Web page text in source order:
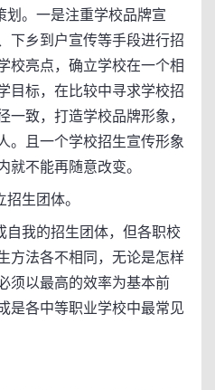
。一是注重学校品牌宣
下乡到户宣传等手段进行招
校亮点，确立学校在一个相
目标，在比较中寻求学校招
一致，打造学校品牌形象，
。且一个学校招生宣传形象
就不能再随意改变。
生团体。
我的招生团体，但各职校
方法各不相同，无论是怎样
须以最高的效率为基本前
是各中等职业学校中最常见